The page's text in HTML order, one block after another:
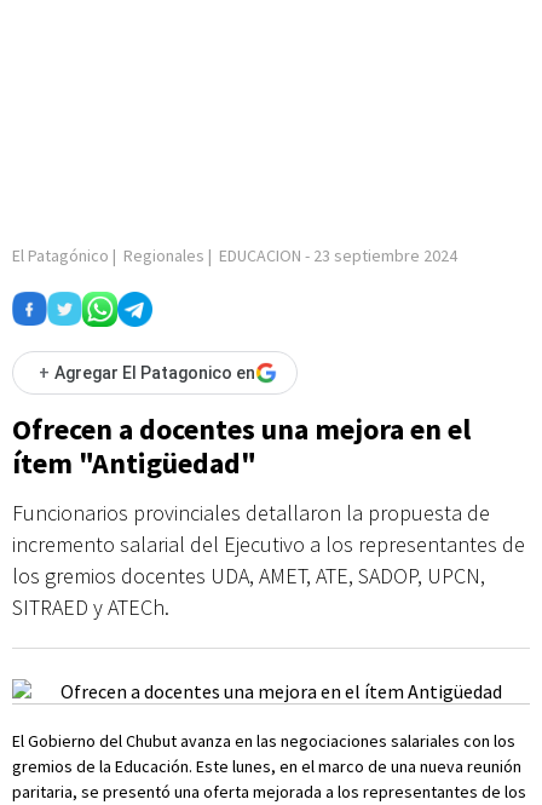
El Patagónico | Regionales | EDUCACION - 23 septiembre 2024
+ Agregar El Patagonico en
Ofrecen a docentes una mejora en el
ítem "Antigüedad"
Funcionarios provinciales detallaron la propuesta de
incremento salarial del Ejecutivo a los representantes de
los gremios docentes UDA, AMET, ATE, SADOP, UPCN,
SITRAED y ATECh.
El Gobierno del Chubut avanza en las negociaciones salariales con los
gremios de la Educación. Este lunes, en el marco de una nueva reunión
paritaria, se presentó una oferta mejorada a los representantes de los